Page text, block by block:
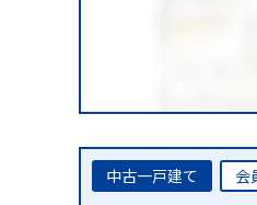
中古一戸建て 会